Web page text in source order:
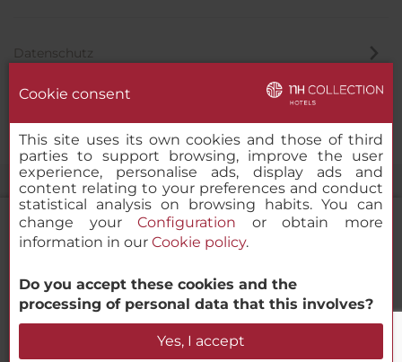
NH Collection Mexico City Santa Fe
Verfügbarkeit prüfen
Datenschutz
© 2000 – 2026 MINOR HOTELS EUROPE & AMERICAS Santa Engracia
120. 28003 Madrid, Spanien
Cookie consent
This site uses its own cookies and those of third
parties to support browsing, improve the user
experience, personalise ads, display ads and
content relating to your preferences and conduct
statistical analysis on browsing habits. You can
change yourConfiguration or obtain more
information in our Cookie policy.
Do you accept these cookies and the
processing of personal data that this involves?
Yes, I accept